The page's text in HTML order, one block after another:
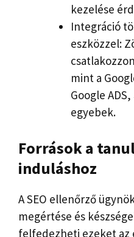
kezelése
Integráció
eszközzel:
mint a
Google
egyebek.
Források a
induláshoz
A SEO ellenőrző
megértése és
felfedezheti ezeket az